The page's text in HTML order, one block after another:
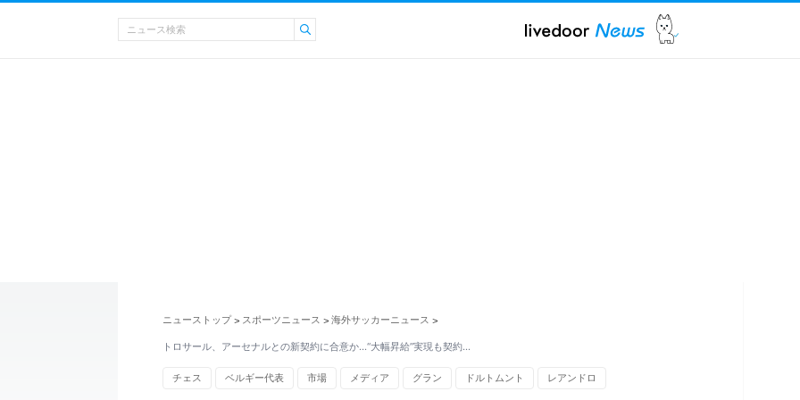
ニューストップ > スポーツニュース > 海外サッカーニュース >
トロサール、アーセナルとの新契約に合意か…“大幅昇給”実現も契約…
チェス ベルギー代表 市場 メディア グラン ドルトムント レアンドロ